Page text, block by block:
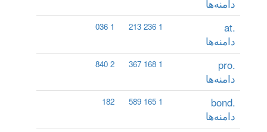
دامنه‌ها
.at
دامنه‌ها
1 236 213
1 036
.pro
دامنه‌ها
1 168 367
2 840
.bond
دامنه‌ها
1 165 589
182